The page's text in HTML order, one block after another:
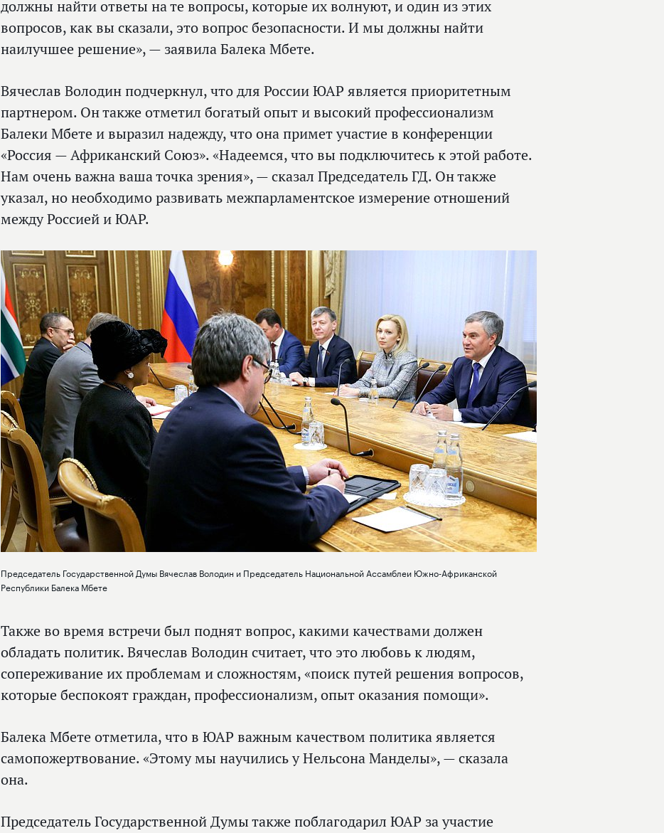
должны найти ответы на те вопросы, которые их волнуют, и один из этих
вопросов, как вы сказали, это вопрос безопасности. И мы должны найти
наилучшее решение», — заявила Балека Мбете.
Вячеслав Володин подчеркнул, что для России ЮАР является приоритетным
партнером. Он также отметил богатый опыт и высокий профессионализм
Балеки Мбете и выразил надежду, что она примет участие в конференции
«Россия — Африканский Союз». «Надеемся, что вы подключитесь к этой работе.
Нам очень важна ваша точка зрения», — сказал Председатель ГД. Он также
указал, но необходимо развивать межпарламентское измерение отношений
между Россией и ЮАР.
Председатель Государственной Думы Вячеслав Володин и Председатель Национальной Ассамблеи Южно-Африканской
Республики Балека Мбете
Также во время встречи был поднят вопрос, какими качествами должен
обладать политик. Вячеслав Володин считает, что это любовь к людям,
сопереживание их проблемам и сложностям, «поиск путей решения вопросов,
которые беспокоят граждан, профессионализм, опыт оказания помощи».
Балека Мбете отметила, что в ЮАР важным качеством политика является
самопожертвование. «Этому мы научились у Нельсона Манделы», — сказала
она.
Председатель Государственной Думы также поблагодарил ЮАР за участие